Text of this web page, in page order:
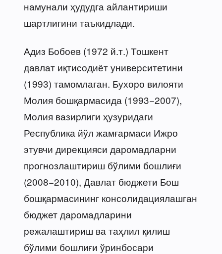
намунали ҳудудга айлантириши
шартлигини таъкидлади.
Адиз Бобоев (1972 й.т.) Тошкент
давлат иқтисодиёт университетини
(1993) тамомлаган. Бухоро вилояти
Молия бошқармасида (1993−2007),
Молия вазирлиги ҳузуридаги
Республика йўл жамғармаси Ижро
этувчи дирекцияси даромадларни
прогнозлаштириш бўлими бошлиғи
(2008−2010), Давлат бюджети Бош
бошқармасининг консолидациялашган
бюджет даромадларини
режалаштириш ва таҳлил қилиш
бўлими бошлиғи ўринбосари